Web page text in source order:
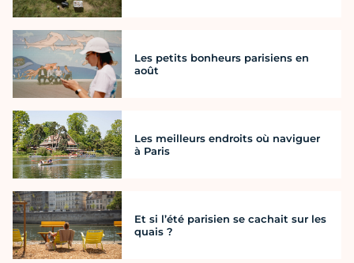
Les petits bonheurs parisiens en
août
Les meilleurs endroits où naviguer
à Paris
Et si l’été parisien se cachait sur les
quais ?